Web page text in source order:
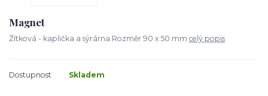
Magnet
Žítková - kaplička a sýrárna Rozměr 90 x 50 mm celý popis
Dostupnost Skladem